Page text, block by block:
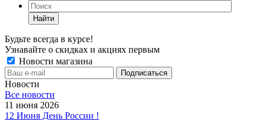
Найти
Будьте всегда в курсе!
Узнавайте о скидках и акциях первым
Новости магазина
Новости
Все новости
11 июня 2026
12 Июня День России !